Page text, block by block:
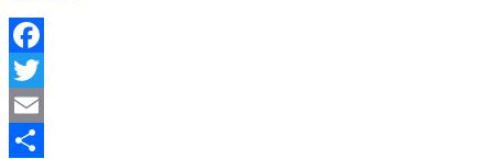
Facebook
Twitter
Email